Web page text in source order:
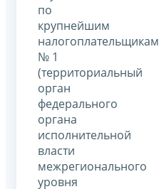
по
крупнейшим
налогоплательщикам
№ 1
(территориальный
орган
федерального
органа
исполнительной
власти
межрегионального
уровня